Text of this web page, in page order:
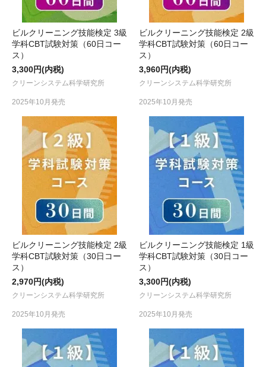
ビルクリーニング技能検定 3級
学科CBT試験対策（60日コー
ス）
3,300円(内税)
クリーンシステム科学研究所
2025年10月発売
ビルクリーニング技能検定 2級
学科CBT試験対策（60日コー
ス）
3,960円(内税)
クリーンシステム科学研究所
2025年10月発売
ビルクリーニング技能検定 2級
学科CBT試験対策（30日コー
ス）
2,970円(内税)
クリーンシステム科学研究所
2025年10月発売
ビルクリーニング技能検定 1級
学科CBT試験対策（30日コー
ス）
3,300円(内税)
クリーンシステム科学研究所
2025年10月発売